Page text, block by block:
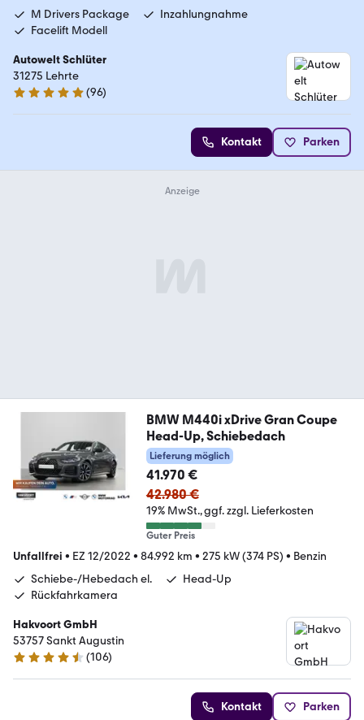
M Drivers Package
Inzahlungnahme
Facelift Modell
Autowelt Schlüter
31275 Lehrte
4.9 Sterne
(96)
Kontakt Parken
BMW M440i xDrive Gran Coupe
Head-Up, Schiebedach
Lieferung möglich
41.970 €
42.980 €
19% MwSt. ggf. zzgl. Lieferkosten
Guter Preis
Unfallfrei • EZ 12/2022 • 84.992 km • 275 kW (374 PS) • Benzin
Schiebe-/Hebedach el.
Head-Up
Rückfahrkamera
Hakvoort GmbH
53757 Sankt Augustin
4.5 Sterne
(106)
Kontakt Parken